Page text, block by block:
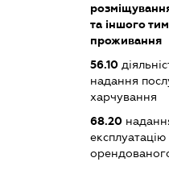
та іншого
проживання
56.10
надання
харчування
68.20